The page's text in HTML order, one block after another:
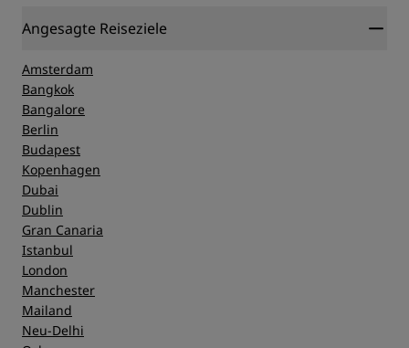
Angesagte Reiseziele
Amsterdam
Bangkok
Bangalore
Berlin
Budapest
Kopenhagen
Dubai
Dublin
Gran Canaria
Istanbul
London
Manchester
Mailand
Neu-Delhi